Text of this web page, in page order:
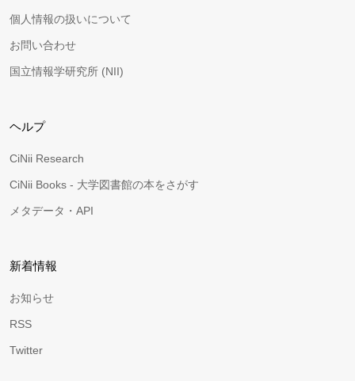
個人情報の扱いについて
お問い合わせ
国立情報学研究所 (NII)
ヘルプ
CiNii Research
CiNii Books - 大学図書館の本をさがす
メタデータ・API
新着情報
お知らせ
RSS
Twitter